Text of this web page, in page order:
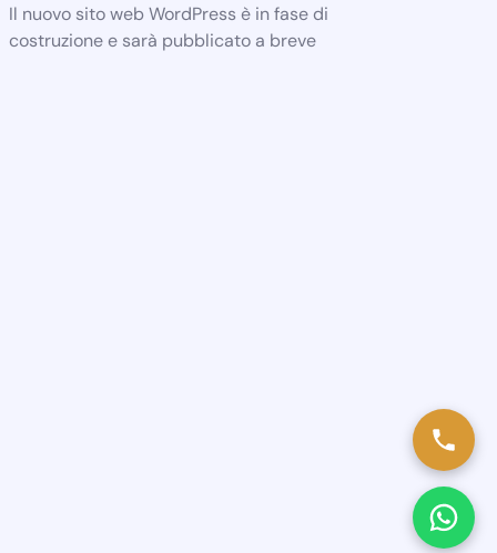
Il nuovo sito web WordPress è in fase di
costruzione e sarà pubblicato a breve